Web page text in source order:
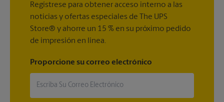
Regístrese para obtener acceso interno a las
noticias y ofertas especiales de The UPS
Store® y ahorre un 15 % en su próximo pedido
de impresión en línea.
Proporcione su correo electrónico